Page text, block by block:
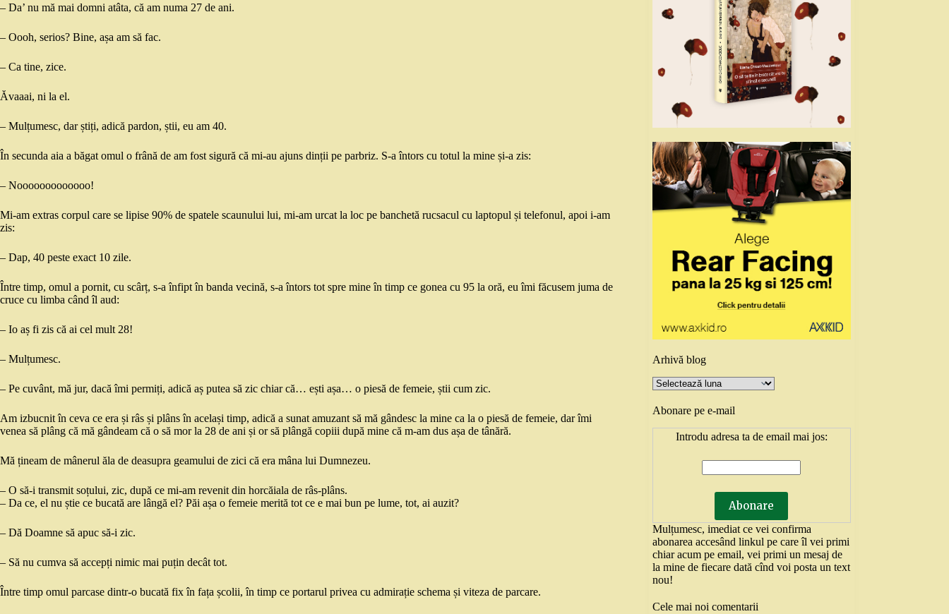
– Da’ nu mă mai domni atâta, că am numa 27 de ani.
– Oooh, serios? Bine, așa am să fac.
– Ca tine, zice.
Ăvaaai, ni la el.
– Mulțumesc, dar știți, adică pardon, știi, eu am 40.
În secunda aia a băgat omul o frână de am fost sigură că mi-au ajuns dinții pe parbriz. S-a întors cu totul la mine și-a zis:
– Nooooooooooooo!
Mi-am extras corpul care se lipise 90% de spatele scaunului lui, mi-am urcat la loc pe banchetă rucsacul cu laptopul și telefonul, apoi i-am
zis:
– Dap, 40 peste exact 10 zile.
Între timp, omul a pornit, cu scârț, s-a înfipt în banda vecină, s-a întors tot spre mine în timp ce gonea cu 95 la oră, eu îmi făcusem juma de
cruce cu limba când îl aud:
– Io aș fi zis că ai cel mult 28!
– Mulțumesc.
– Pe cuvânt, mă jur, dacă îmi permiți, adică aș putea să zic chiar că… ești așa… o piesă de femeie, știi cum zic.
Am izbucnit în ceva ce era și râs și plâns în același timp, adică a sunat amuzant să mă gândesc la mine ca la o piesă de femeie, dar îmi
venea să plâng că mă gândeam că o să mor la 28 de ani și or să plângă copiii după mine că m-am dus așa de tânără.
Mă țineam de mânerul ăla de deasupra geamului de zici că era mâna lui Dumnezeu.
– O să-i transmit soțului, zic, după ce mi-am revenit din horcăiala de râs-plâns.
– Da ce, el nu știe ce bucată are lângă el? Păi așa o femeie merită tot ce e mai bun pe lume, tot, ai auzit?
– Dă Doamne să apuc să-i zic.
– Să nu cumva să accepți nimic mai puțin decât tot.
Între timp omul parcase dintr-o bucată fix în fața școlii, în timp ce portarul privea cu admirație schema și viteza de parcare.
Arhivă blog
Arhivă
blog
Abonare pe e-mail
Introdu adresa ta de email mai jos:
Mulțumesc, imediat ce vei confirma
abonarea accesând linkul pe care îl vei primi
chiar acum pe email, vei primi un mesaj de
la mine de fiecare dată cînd voi posta un text
nou!
Cele mai noi comentarii